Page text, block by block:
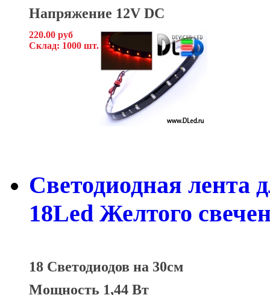
Напряжение 12V DC
220.00 руб
Склад: 1000 шт.
Светодиодная лента
18Led Желтого
18 Светодиодов на 30см
Мощность 1,44 Вт